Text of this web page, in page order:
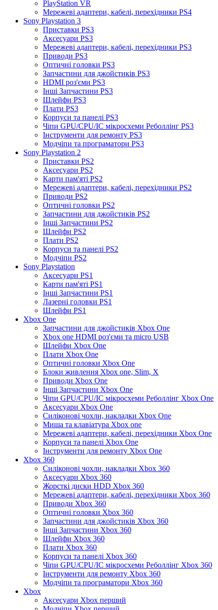
PlayStation VR
Мережеві адаптери, кабелі, перехідники PS4
Sony Playstation 3
Приставки PS3
Аксесуари PS3
Мережеві адаптери, кабелі, перехідники PS3
Приводи PS3
Оптичні головки PS3
Запчастини для джойстиків PS3
HDMI роз'єми PS3
Інші Запчастини PS3
Шлейфи PS3
Плати PS3
Корпуси та панелі PS3
Чіпи GPU/CPU/IC мікросхеми Реболлінг PS3
Інструменти для ремонту PS3
Модчіпи та програматори PS3
Sony Playstation 2
Приставки PS2
Аксесуари PS2
Карти пам'яті PS2
Мережеві адаптери, кабелі, перехідники PS2
Приводи PS2
Оптичні головки PS2
Запчастини для джойстиків PS2
Інші Запчастини PS2
Шлейфи PS2
Плати PS2
Корпуси та панелі PS2
Модчіпи PS2
Sony Playstation
Аксесуари PS1
Карти пам'яті PS1
Інші Запчастини PS1
Лазерні головки PS1
Шлейфи PS1
Xbox One
Запчастини для джойстиків Xbox One
Xbox one HDMI роз'єми та micro USB
Шлейфи Xbox One
Плати Xbox One
Оптичні головки Xbox One
Блоки живлення Xbox one, Slim, X
Приводи Xbox One
Інші Запчастини Xbox One
Чіпи GPU/CPU/IC мікросхеми Реболлінг Xbox One
Аксесуари Xbox One
Силіконові чохли, накладки Xbox One
Миша та клавіатура Xbox one
Мережеві адаптери, кабелі, перехідники Xbox One
Корпуси та панелі Xbox One
Інструменти для ремонту Xbox One
Xbox 360
Силіконові чохли, накладки Xbox 360
Аксесуари Xbox 360
Жорсткі диски HDD Xbox 360
Мережеві адаптери, кабелі, перехідники Xbox 360
Приводи Xbox 360
Оптичні головки Xbox 360
Запчастини для джойстиків Xbox 360
Інші Запчастини Xbox 360
Шлейфи Xbox 360
Плати Xbox 360
Корпуси та панелі Xbox 360
Чіпи GPU/CPU/IC мікросхеми Реболлінг Xbox 360
Інструменти для ремонту Xbox 360
Модчіпи та програматори Xbox 360
Xbox
Аксесуари Xbox перший